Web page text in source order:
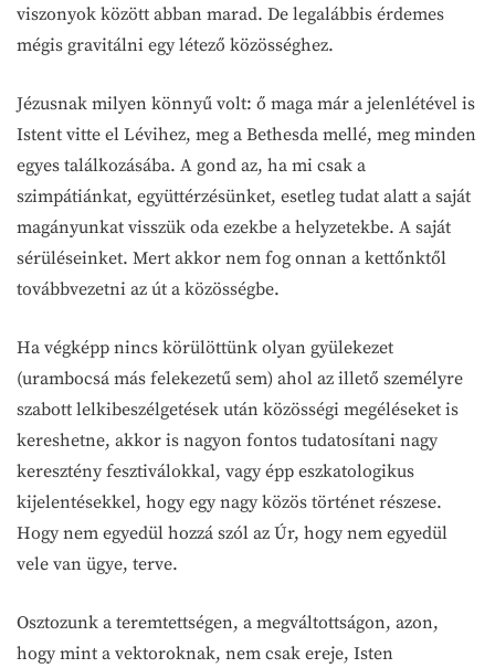
viszonyok között abban marad. De legalábbis érdemes
mégis gravitálni egy létező közösséghez.
Jézusnak milyen könnyű volt: ő maga már a jelenlétével is
Istent vitte el Lévihez, meg a Bethesda mellé, meg minden
egyes találkozásába. A gond az, ha mi csak a
szimpátiánkat, együttérzésünket, esetleg tudat alatt a saját
magányunkat visszük oda ezekbe a helyzetekbe. A saját
sérüléseinket. Mert akkor nem fog onnan a kettőnktől
továbbvezetni az út a közösségbe.
Ha végképp nincs körülöttünk olyan gyülekezet
(urambocsá más felekezetű sem) ahol az illető személyre
szabott lelkibeszélgetések után közösségi megéléseket is
kereshetne, akkor is nagyon fontos tudatosítani nagy
keresztény fesztiválokkal, vagy épp eszkatologikus
kijelentésekkel, hogy egy nagy közös történet részese.
Hogy nem egyedül hozzá szól az Úr, hogy nem egyedül
vele van ügye, terve.
Osztozunk a teremtettségen, a megváltottságon, azon,
hogy mint a vektoroknak, nem csak ereje, Isten